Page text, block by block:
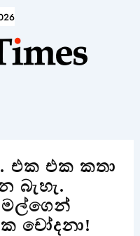
එක එක කතා
බැහැ.
චෝදනා!